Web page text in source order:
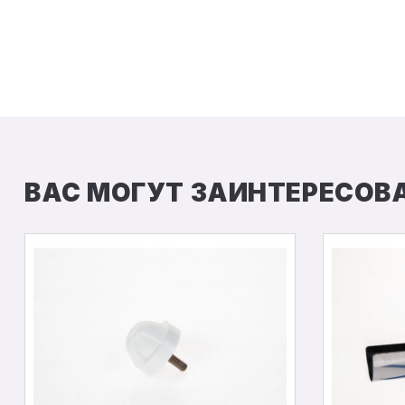
ВАС МОГУТ